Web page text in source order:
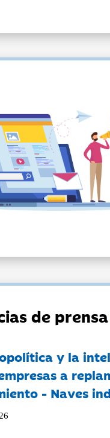
de
y la
a
- Naves